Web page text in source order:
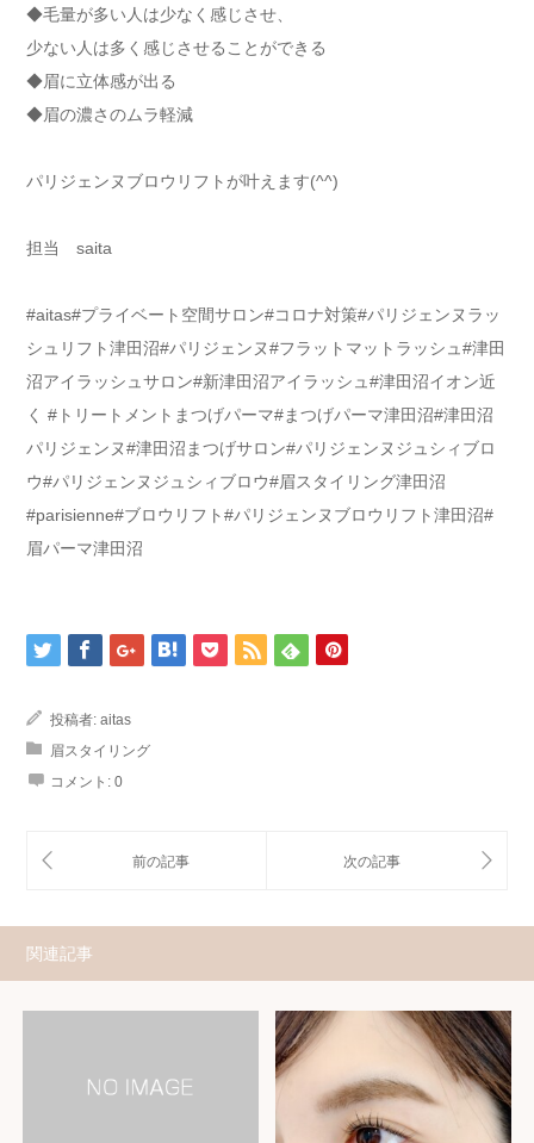
◆毛量が多い人は少なく感じさせ、
少ない人は多く感じさせることができる
◆眉に立体感が出る
◆眉の濃さのムラ軽減
パリジェンヌブロウリフトが叶えます(^^)
担当 saita
#aitas#プライベート空間サロン#コロナ対策#パリジェンヌラッ
シュリフト津田沼#パリジェンヌ#フラットマットラッシュ#津田
沼アイラッシュサロン#新津田沼アイラッシュ#津田沼イオン近
く #トリートメントまつげパーマ#まつげパーマ津田沼#津田沼
パリジェンヌ#津田沼まつげサロン#パリジェンヌジュシィブロ
ウ#パリジェンヌジュシィブロウ#眉スタイリング津田沼
#parisienne#ブロウリフト#パリジェンヌブロウリフト津田沼#
眉パーマ津田沼
投稿者: aitas
眉スタイリング
コメント: 0
関連記事